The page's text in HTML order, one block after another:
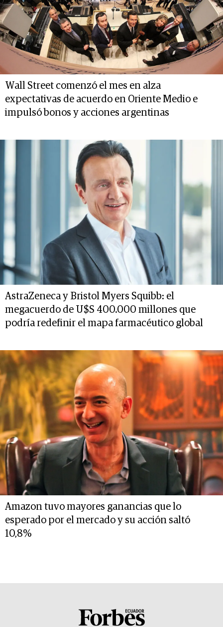
Wall Street comenzó el mes en alza
expectativas de acuerdo en Oriente Medio e
impulsó bonos y acciones argentinas
AstraZeneca y Bristol Myers Squibb: el
megacuerdo de U$S 400.000 millones que
podría redefinir el mapa farmacéutico global
Amazon tuvo mayores ganancias que lo
esperado por el mercado y su acción saltó
10,8%